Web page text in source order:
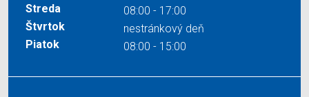
Streda
08:00 - 17:00
Štvrtok
nestránkový deň
Piatok
08:00 - 15:00